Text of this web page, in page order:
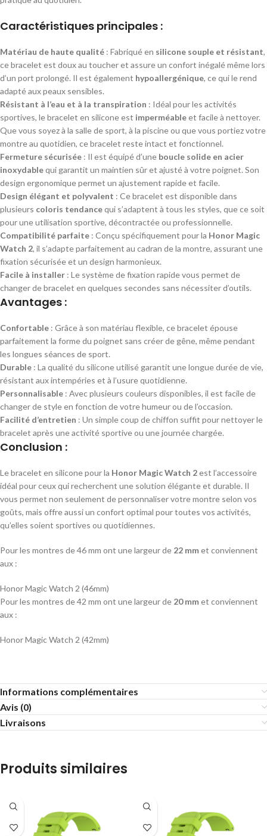
Caractéristiques principales :
Matériau de haute qualité : Fabriqué en silicone souple et résistant,
ce bracelet est doux au toucher et assure un confort inégalé même lors
d’un port prolongé. Il est également hypoallergénique, ce qui le rend
adapté aux peaux sensibles.
Résistant à l’eau et à la transpiration : Idéal pour les activités
sportives, le bracelet en silicone est imperméableet facile à nettoyer.
Que vous soyez à la salle de sport, à la piscine ou que vous portiez votre
montre au quotidien, ce bracelet reste intact et fonctionnel.
Fermeture sécurisée : Il est équipé d’une boucle solide en acier
inoxydablequi garantit un maintien sûr et ajusté à votre poignet. Son
design ergonomique permet un ajustement rapide et facile.
Design élégant et polyvalent : Ce bracelet est disponible dans
plusieurs coloris tendancequi s’adaptent à tous les styles, que ce soit
pour une utilisation sportive, décontractée ou professionnelle.
Compatibilité parfaite : Conçu spécifiquement pour la Honor Magic
Watch 2, il s’adapte parfaitement au cadran de la montre, assurant une
fixation sécurisée et un design harmonieux.
Facile à installer : Le système de fixation rapide vous permet de
changer de bracelet en quelques secondes sans nécessiter d’outils.
Avantages :
Confortable : Grâce à son matériau flexible, ce bracelet épouse
parfaitement la forme du poignet sans créer de gêne, même pendant
les longues séances de sport.
Durable : La qualité du silicone utilisé garantit une longue durée de vie,
résistant aux intempéries et à l’usure quotidienne.
Personnalisable : Avec plusieurs couleurs disponibles, il est facile de
changer de style en fonction de votre humeur ou de l’occasion.
Facilité d’entretien : Un simple coup de chiffon suffit pour nettoyer le
bracelet après une activité sportive ou une journée chargée.
Conclusion :
Le bracelet en silicone pour la Honor Magic Watch 2est l’accessoire
idéal pour ceux qui recherchent une solution élégante et durable. Il
vous permet non seulement de personnaliser votre montre selon vos
goûts, mais offre aussi un confort optimal pour toutes vos activités,
qu’elles soient sportives ou quotidiennes.
Pour les montres de 46 mm ont une largeur de 22 mmet conviennent
aux :
Honor Magic Watch 2 (46mm)
Pour les montres de 42 mm ont une largeur de 20 mmet conviennent
aux :
Honor Magic Watch 2 (42mm)
Informations complémentaires
Avis (0)
Livraisons
Produits similaires